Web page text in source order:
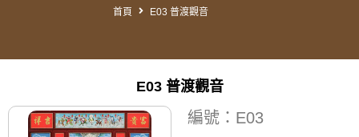
首頁 E03 普渡觀音
E03 普渡觀音
編號：E03